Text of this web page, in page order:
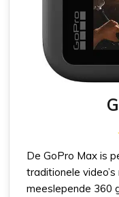
De GoPro Max is
traditionele
meeslepende 360